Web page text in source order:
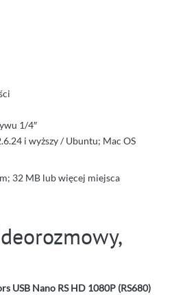
1/4″
i wyższy / Ubuntu; Mac OS
32 MB lub więcej miejsca
USB Nano RS HD 1080P (RS680)